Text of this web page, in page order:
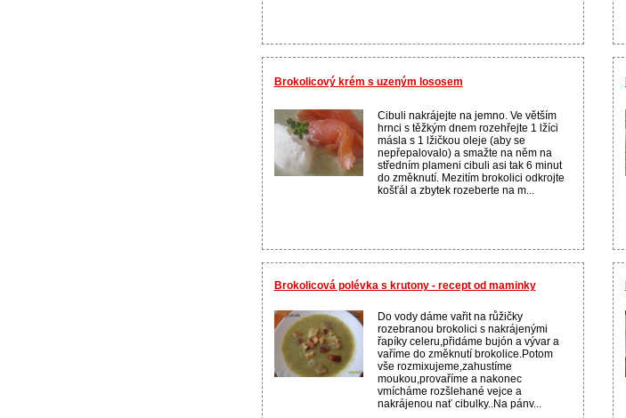
Brokolicový krém s uzeným lososem
Cibuli nakrájejte na jemno. Ve větším
hrnci s těžkým dnem rozehřejte 1 lžíci
másla s 1 lžičkou oleje (aby se
nepřepalovalo) a smažte na něm na
středním plameni cibuli asi tak 6 minut
do změknutí. Mezitím brokolici odkrojte
košťál a zbytek rozeberte na m...
Brokolicová polévka s krutony - recept od maminky
Do vody dáme vařit na růžičky
rozebranou brokolici s nakrájenými
řapíky celeru,přidáme bujón a vývar a
vaříme do změknutí brokolice.Potom
vše rozmixujeme,zahustíme
moukou,provaříme a nakonec
vmícháme rozšlehané vejce a
nakrájenou nať cibulky..Na pánv...